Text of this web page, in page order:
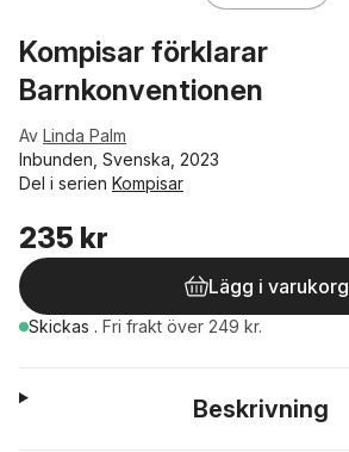
Kompisar förklarar
Barnkonventionen
Av Linda Palm
Inbunden, Svenska, 2023
Del i serien Kompisar
235 kr
Lägg i varukorg
Skickas . Fri frakt över 249 kr.
Beskrivning